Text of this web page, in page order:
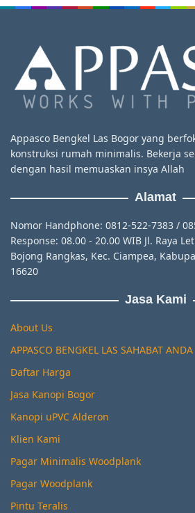
Appasco Bengkel Las Bogor yang
konstruksi rumah minimalis. Bekerja
dengan hasil memuaskan insya Allah
Alamat
Nomor Handphone: 0812-522-7383 /
Response: 08.00 - 20.00 WIB Jl. Raya
Bojong Rangkas, Kec. Ciampea,
16620
Jasa Kami
About Us
APPASCO BENGKEL LAS SAHABAT ANDA
Daftar Harga
Jasa Kanopi Bogor
Kanopi uPVC Alderon
Klien Kami
Pagar Minimalis Woodplank
Pagar Woodplank
Pintu Teralis